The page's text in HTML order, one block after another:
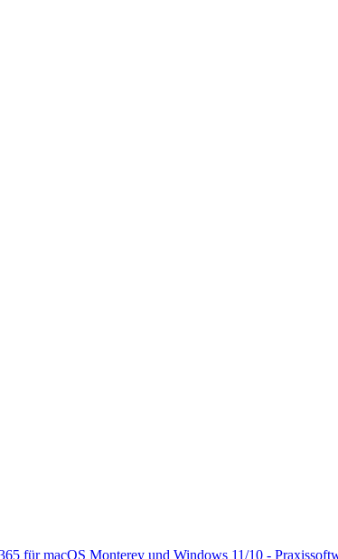
für macOS Monterey und Windows 11/10 -